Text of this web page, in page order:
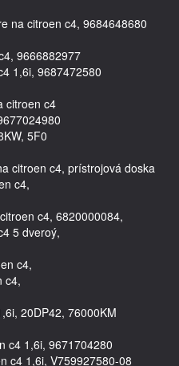
na citroen c4, 9684648680
9666882977
1,6i, 9687472580
citroen c4
5F0
citroen c4, prístrojová doska
c4,
c4, 6820000084,
5 dveroý,
c4,
c4,
20DP42, 76000KM
c4 1,6i, 9671704280
c4 1,6i, V759927580-08